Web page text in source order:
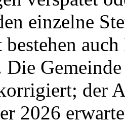
einzelne
Die
der
2026